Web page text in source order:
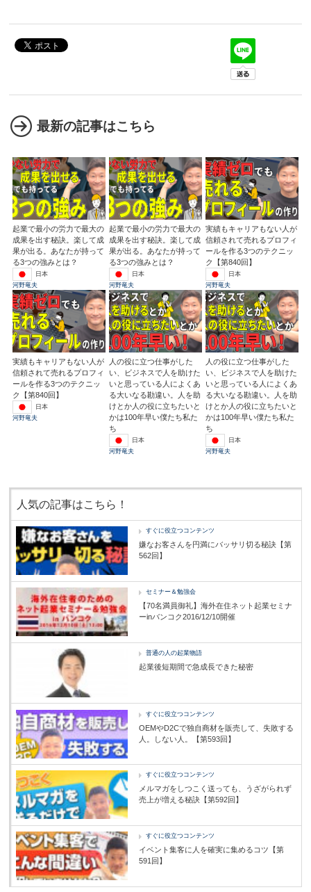
最新の記事はこちら
起業で最小の労力で最大の
成果を出す秘訣。楽して成
果が出る。あなたが持って
る3つの強みとは？
日本
河野竜夫
起業で最小の労力で最大の
成果を出す秘訣。楽して成
果が出る。あなたが持って
る3つの強みとは？
日本
河野竜夫
実績もキャリアもない人が
信頼されて売れるプロフィ
ールを作る3つのテクニッ
ク【第840回】
日本
河野竜夫
実績もキャリアもない人が
信頼されて売れるプロフィ
ールを作る3つのテクニッ
ク【第840回】
日本
河野竜夫
人の役に立つ仕事がした
い、ビジネスで人を助けた
いと思っている人によくあ
る大いなる勘違い。人を助
けとか人の役に立ちたいと
かは100年早い僕たち私た
ち
日本
河野竜夫
人の役に立つ仕事がした
い、ビジネスで人を助けた
いと思っている人によくあ
る大いなる勘違い。人を助
けとか人の役に立ちたいと
かは100年早い僕たち私た
ち
日本
河野竜夫
人気の記事はこちら！
すぐに役立つコンテンツ
嫌なお客さんを円満にバッサリ切る秘訣【第
562回】
セミナー＆勉強会
【70名満員御礼】海外在住ネット起業セミナ
ーinバンコク2016/12/10開催
普通の人の起業物語
起業後短期間で急成長できた秘密
すぐに役立つコンテンツ
OEMやD2Cで独自商材を販売して、失敗する
人。しない人。【第593回】
すぐに役立つコンテンツ
メルマガをしつこく送っても、うざがられず
売上が増える秘訣【第592回】
すぐに役立つコンテンツ
イベント集客に人を確実に集めるコツ【第
591回】